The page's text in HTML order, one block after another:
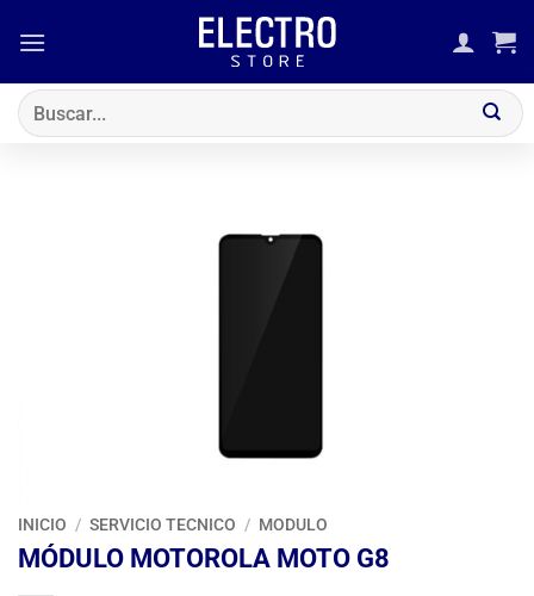
Buscar
por:
INICIO / SERVICIO TECNICO / MODULO
MÓDULO MOTOROLA MOTO G8